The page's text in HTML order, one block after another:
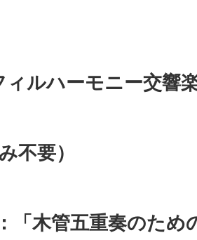
ルハーモニー交響
不要）
「木管五重奏のため